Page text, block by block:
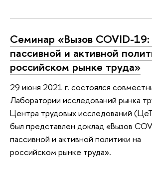
Семинар «Вызов COVID-
пассивной и активной
российском рынке труда»
29 июня 2021 г. состоялся
Лаборатории исследований рынка
Центра трудовых исследований
был представлен доклад «Вызов
пассивной и активной политики на
российском рынке труда».